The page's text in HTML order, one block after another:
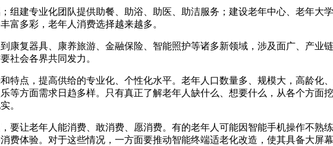
建专业化团队提供助餐、助浴、助医、助洁服务；建设老年中心、老年
富多彩，老年人消费选择越来越多。
复器具、康养旅游、金融保险、智能照护等诸多新领域，涉及面广、产业
社会各界共同发力。
点，提高供给的专业化、个性化水平。老年人口数量多、规模大，高龄化
等方面需求日趋多样。只有真正了解老年人缺什么、想要什么，从各个方面
。
让老年人能消费、敢消费、愿消费。有的老年人可能因智能手机操作不熟
费体验。对于这些情况，一方面要推动智能终端适老化改造，使其具备大屏